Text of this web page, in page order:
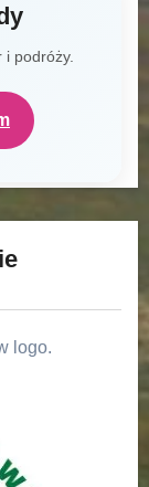
i podróży.
logo.